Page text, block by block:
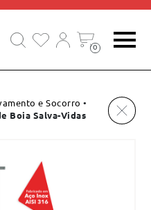
0
e Socorro •
Boia Salva-Vidas